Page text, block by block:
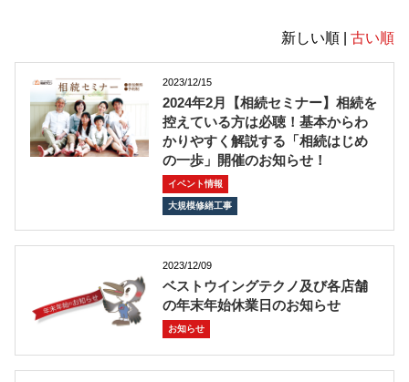
新しい順 | 古い順
2023/12/15
2024年2月【相続セミナー】相続を
控えている方は必聴！基本からわ
かりやすく解説する「相続はじめ
の一歩」開催のお知らせ！
イベント情報
大規模修繕工事
2023/12/09
ベストウイングテクノ及び各店舗
の年末年始休業日のお知らせ
お知らせ